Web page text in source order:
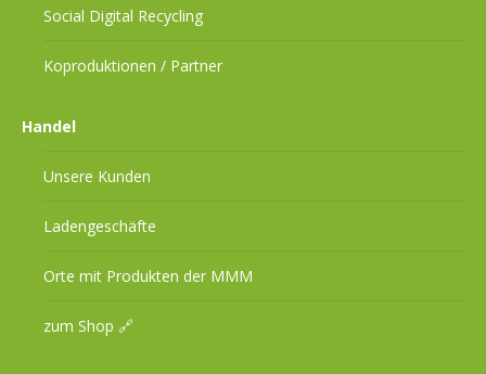
Social Digital Recycling
Koproduktionen / Partner
Handel
Unsere Kunden
Ladengeschäfte
Orte mit Produkten der MMM
zum Shop 🔗